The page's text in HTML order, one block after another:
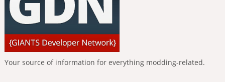
Your source of information for everything modding-related.